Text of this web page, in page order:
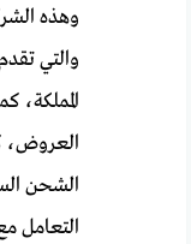
وهذه
والتي
المملكة،
العروض،
الشحن
التعامل